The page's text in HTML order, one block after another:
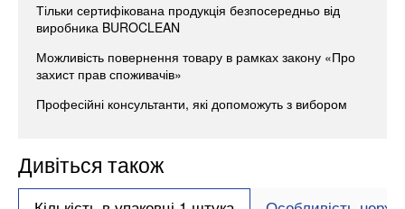
Тільки сертифікована продукція безпосередньо від
виробника BUROCLEAN
Можливість повернення товару в рамках закону «Про
захист прав споживачів»
Професійні консультанти, які допоможуть з вибором
Дивіться також